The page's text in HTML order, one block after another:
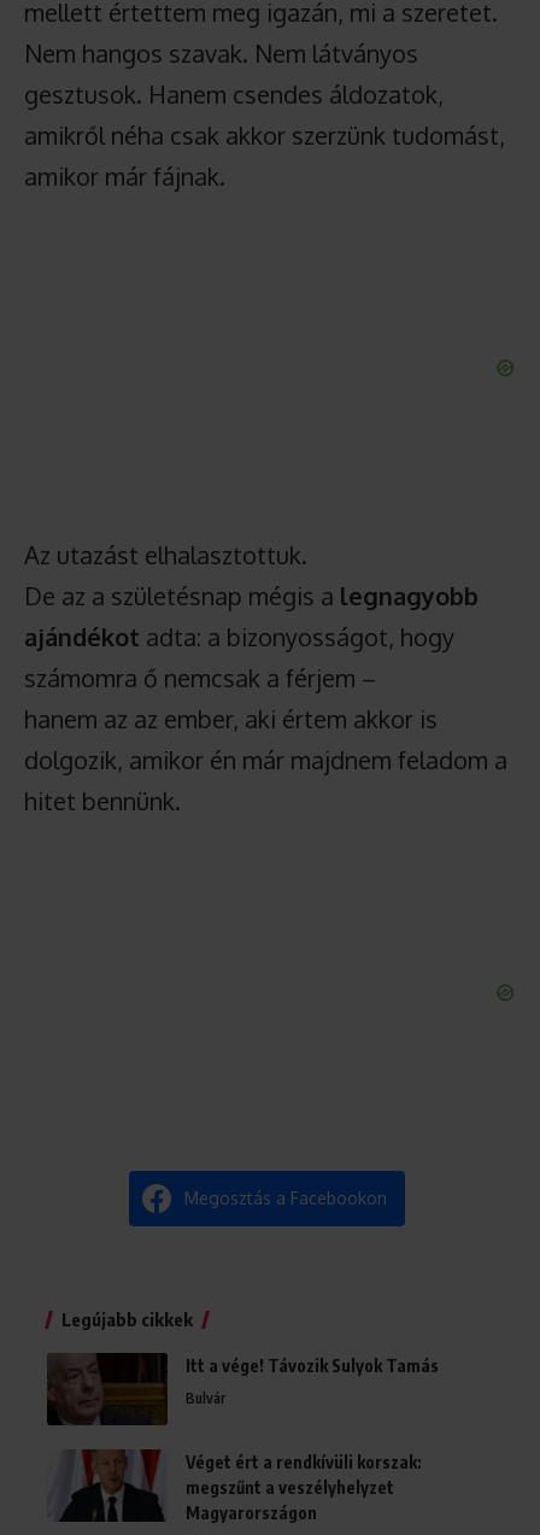
mellett értettem meg igazán, mi a szeretet.
Nem hangos szavak. Nem látványos
gesztusok. Hanem csendes áldozatok,
amikről néha csak akkor szerzünk tudomást,
amikor már fájnak.
Az utazást elhalasztottuk.
De az a születésnap mégis a legnagyobb
ajándékot adta: a bizonyosságot, hogy
számomra ő nemcsak a férjem –
hanem az az ember, aki értem akkor is
dolgozik, amikor én már majdnem feladom a
hitet bennünk.
Megosztás a Facebookon
Legújabb cikkek
Itt a vége! Távozik Sulyok Tamás
Bulvár
Véget ért a rendkívüli korszak:
megszűnt a veszélyhelyzet
Magyarországon